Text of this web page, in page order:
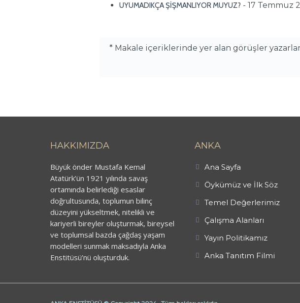
UYUMADIKÇA ŞİŞMANLIYOR MUYUZ? - 17 Temmuz
* Makale içeriklerinde yer alan görüşler
HAKKIMIZDA
Büyük önder Mustafa Kemal
Atatürk’ün 1921 yılında savaş
ortamında belirlediği esaslar
doğrultusunda, toplumun bilinç
düzeyini yükseltmek, nitelikli ve
kariyerli bireyler oluşturmak, bireysel
ve toplumsal bazda çağdaş yaşam
modelleri sunmak maksadıyla Anka
Enstitüsü’nü oluşturduk.
ANKA
Ana Sayfa
Öykümüz ve İlk Söz
Temel Değerlerimiz
Çalışma Alanları
Yayın Politikamız
Anka Tanıtım Filmi